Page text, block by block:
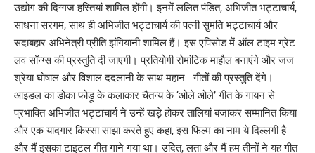
उद्योग की दिग्गज हस्तियां शामिल होंगी। इनमें ललित पंडित, अभिजीत भट्टाचार्य,
साधना सरगम, साथ ही अभिजीत भट्टाचार्य की पत्नी सुमति भट्टाचार्य और
सदाबहार अभिनेत्री प्रीति झंगियानी शामिल हैं। इस एपिसोड में ऑल टाइम ग्रेट
लव सॉन्ग्स की प्रस्तुति दी जाएगी। प्रतियोगी रोमांटिक माहौल बनाएंगे और जज
श्रेया घोषाल और विशाल ददलानी के साथ महान गीतों की प्रस्तुति देंगे।
आइडल का डोका फोड़ू के कलाकार चैतन्य के ‘ओले ओले’ गीत के गायन से
प्रभावित अभिजीत भट्टाचार्य ने उन्हें खड़े होकर तालियां बजाकर सम्मानित किया
और एक यादगार किस्सा साझा करते हुए कहा, इस फिल्म का नाम ये दिल्लगी है
और मैं इसका टाइटल गीत गाने गया था। उदित, लता और मैं हम तीनों ने यह गीत